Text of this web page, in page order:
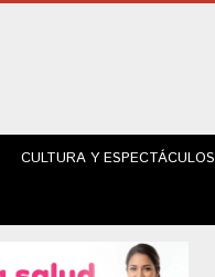
CULTURA Y ESPECTÁCULOS